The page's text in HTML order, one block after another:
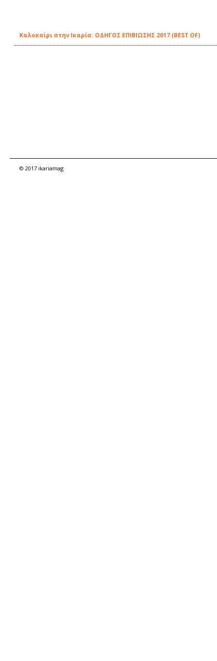
Καλοκαίρι στην Ικαρία: ΟΔΗΓΟΣ ΕΠΙΒΙΩΣΗΣ 2017 (BEST OF)
© 2017 ikariamag